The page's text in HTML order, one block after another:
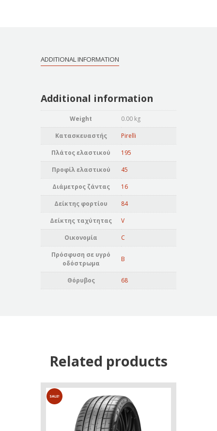
ADDITIONAL INFORMATION
Additional information
Weight 0.00 kg
Κατασκευαστής Pirelli
Πλάτος ελαστικού 195
Προφίλ ελαστικού 45
Διάμετρος ζάντας 16
Δείκτης φορτίου 84
Δείκτης ταχύτητας V
Οικονομία C
Πρόσφυση σε υγρό
οδόστρωμα
B
Θόρυβος 68
Related products
SALE!